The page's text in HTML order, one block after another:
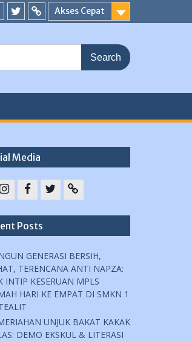
Akses Cepat
Twittertiktok
Media
Posts
GENERASI BERSIH,
TERENCANA ANTI NAPZA:
INTIP KESERUAN MPLS
HARI KE EMPAT DI SMKN 1
UNJUK BAKAT KAKAK
DEMO EKSKUL & LITERASI